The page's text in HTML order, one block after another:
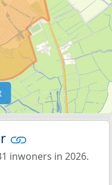
inwoners in 2026.